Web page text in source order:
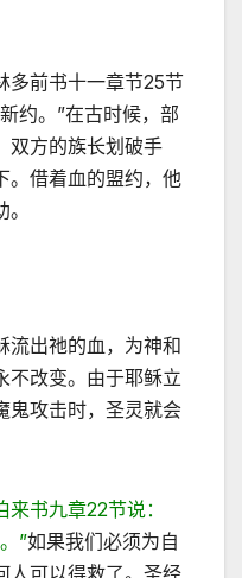
多前书十一章节25节
约。”在古时候，部
双方的族长划破手
。借着血的盟约，他
流出祂的血，为神和
不改变。由于耶稣立
鬼攻击时，圣灵就会
来书九章22节说：
”如果我们必须为自
人可以得救了。圣经